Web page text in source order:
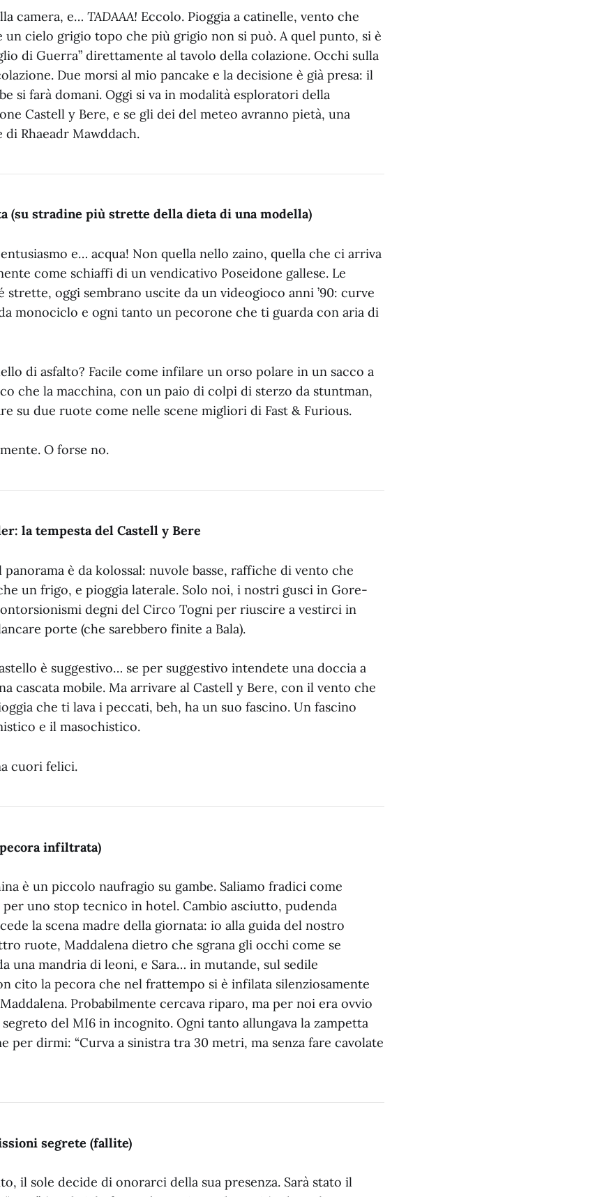
camera, e… TADAAA! Eccolo. Pioggia a catinelle, vento che
cielo grigio topo che più grigio non si può. A quel punto, si è
di Guerra” direttamente al tavolo della colazione. Occhi sulla
Due morsi al mio pancake e la decisione è già presa: il
si farà domani. Oggi si va in modalità esploratori della
Castell y Bere, e se gli dei del meteo avranno pietà, una
di Rhaeadr Mawddach.
(su stradine più strette della dieta di una modella)
e… acqua! Non quella nello zaino, quella che ci arriva
come schiaffi di un vendicativo Poseidone gallese. Le
strette, oggi sembrano uscite da un videogioco anni ’90: curve
monociclo e ogni tanto un pecorone che ti guarda con aria di
di asfalto? Facile come infilare un orso polare in un sacco a
che la macchina, con un paio di colpi di sterzo da stuntman,
su due ruote come nelle scene migliori di Fast & Furious.
O forse no.
la tempesta del Castell y Bere
è da kolossal: nuvole basse, raffiche di vento che
un frigo, e pioggia laterale. Solo noi, i nostri gusci in Gore-
degni del Circo Togni per riuscire a vestirci in
porte (che sarebbero finite a Bala).
è suggestivo… se per suggestivo intendete una doccia a
cascata mobile. Ma arrivare al Castell y Bere, con il vento che
che ti lava i peccati, beh, ha un suo fascino. Un fascino
e il masochistico.
cuori felici.
infiltrata)
è un piccolo naufragio su gambe. Saliamo fradici come
per uno stop tecnico in hotel. Cambio asciutto, pudenda
la scena madre della giornata: io alla guida del nostro
ruote, Maddalena dietro che sgrana gli occhi come se
una mandria di leoni, e Sara… in mutande, sul sedile
cito la pecora che nel frattempo si è infilata silenziosamente
Probabilmente cercava riparo, ma per noi era ovvio
del MI6 in incognito. Ogni tanto allungava la zampetta
per dirmi: “Curva a sinistra tra 30 metri, ma senza fare cavolate
segrete (fallite)
il sole decide di onorarci della sua presenza. Sarà stato il